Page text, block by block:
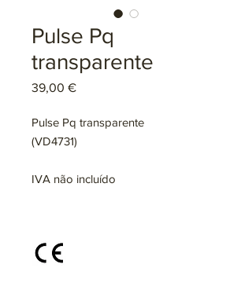
Pulse Pq
transparente
39,00 €Preço
Pulse Pq transparente
(VD4731)
IVA não incluído